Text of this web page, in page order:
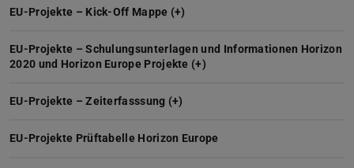
EU-Projekte – Kick-Off Mappe (+)
EU-Projekte – Schulungsunterlagen und Informationen Horizon
2020 und Horizon Europe Projekte (+)
EU-Projekte – Zeiterfasssung (+)
EU-Projekte Prüftabelle Horizon Europe